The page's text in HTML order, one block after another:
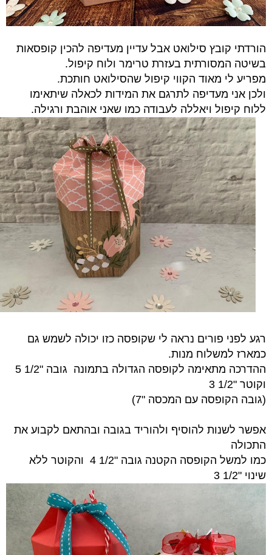
הורדתי קובץ סילואט אבל עדיין מעדיפה להכין קופסאות
בשיטה המסורתית בעזרת טרימר ולוח קיפול.
מפריע לי מאוד הקווי קיפול שהסילואט חותכת.
ולכן אני מעדיפה לתרגם את המידות לכאלה שיתאימו
ללוח קיפול ויאללה לעבודה כמו שאני אוהבת ורגילה.
רגע לפני פורים נראה לי שקופסה כזו יכולה לשמש גם
כמארז למשלוח מנות.
ההדרכה מתאימה לקופסה הגדולה בתמונה גובה "1/2 5
וקוטר "1/2 3
(גובה הקופסה עם המכסה "7)
אפשר לשנות להוסיף ולהוריד בגובה ובהתאם לקבוע את
התכולה
כמו למשל הקופסה הקטנה גובה "1/2 4 והקוטר ללא
שינוי "1/2 3